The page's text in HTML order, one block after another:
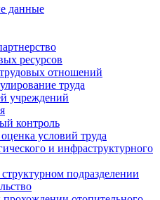
данные
ресурсов
отношений
труда
учреждений
контроль
условий труда
и инфраструктурного
подразделении